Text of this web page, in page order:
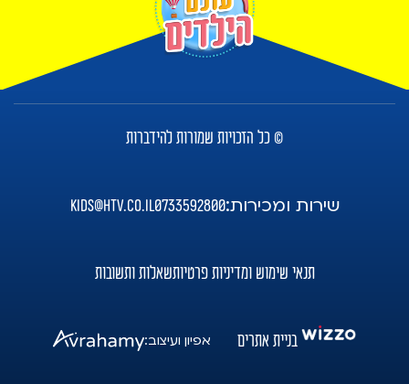
© כל הזכויות שמורות להידברות
שירות ומכירות:0733592800
kids@htv.co.il
תנאי שימוש ומדיניות פרטיותשאלות ותשובות
בניית אתרים אפיון ועיצוב: